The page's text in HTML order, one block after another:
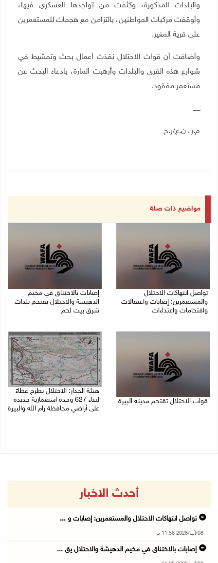
والبلدات المذكورة، وكثفت من تواجدها العسكري فيها،
وأوقفت مركبات المواطنين، بالتزامن مع هجمات للمستعمرين
على قرية المغير.
وأضافت أن قوات الاحتلال نفذت أعمال بحث وتمشيط في
شوارع هذه القرى والبلدات وأرهبت المارة، بادعاء البحث عن
مستعمر مفقود.
ـــــــ
م.ر، ن.ع/ر.ح
مواضيع ذات صلة
تواصل انتهاكات الاحتلال
والمستعمرين: إصابات واعتقالات
واقتحامات واعتداءات
إصابات بالاختناق في مخيم
الدهيشة والاحتلال يقتحم بلدات
شرق بيت لحم
قوات الاحتلال تقتحم مدينة البيرة
هيئة الجدار: الاحتلال يطرح عطاءً
لبناء 627 وحدة استعمارية جديدة
على أراضي محافظة رام الله والبيرة
أحدث الاخبار
تواصل انتهاكات الاحتلال والمستعمرين: إصابات و ...
08/آب/2026 11:56 م
إصابات بالاختناق في مخيم الدهيشة والاحتلال يق ...